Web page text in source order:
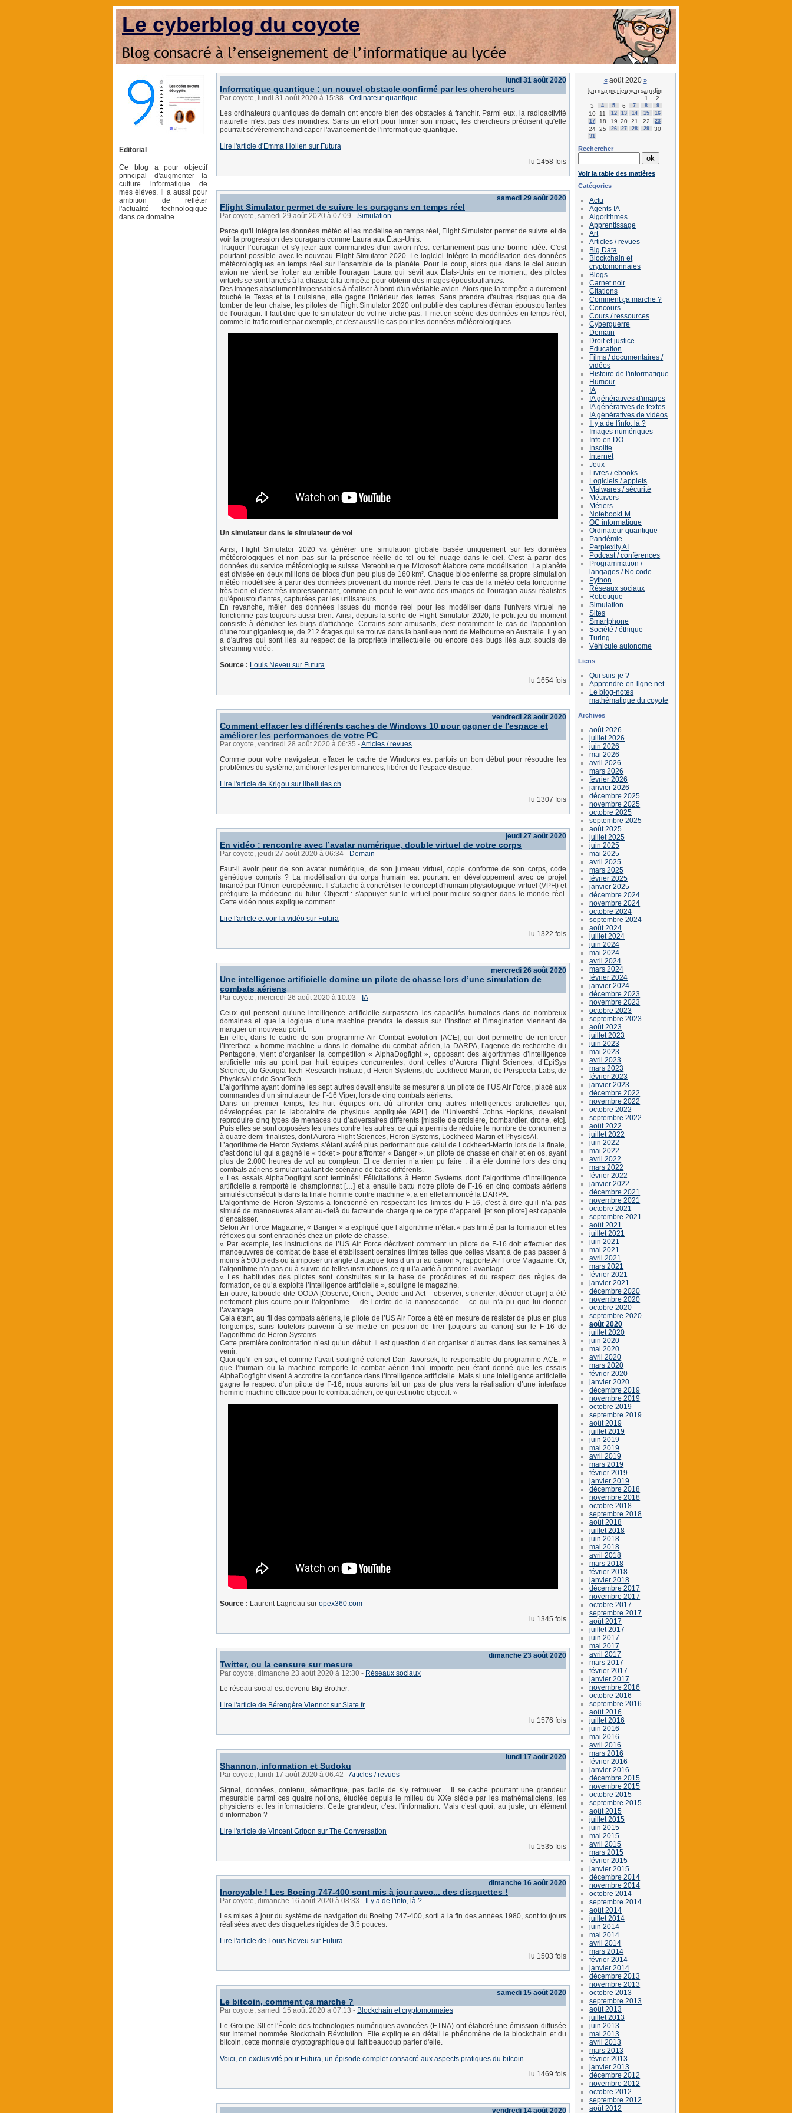
Le cyberblog du coyote
Editorial
Ce blog a pour objectif
principal d'augmenter la
culture informatique de
mes élèves. Il a aussi pour
ambition de refléter
l'actualité technologique
dans ce domaine.
lundi 31 août 2020
Informatique quantique : un nouvel obstacle confirmé par les chercheurs
Par coyote, lundi 31 août 2020 à 15:38 - Ordinateur quantique
Les ordinateurs quantiques de demain ont encore bien des obstacles à franchir. Parmi eux, la radioactivité
naturelle n'est pas des moindres. Sans un effort pour limiter son impact, les chercheurs prédisent qu'elle
pourrait sévèrement handicaper l'avancement de l'informatique quantique.
Lire l'article d'Emma Hollen sur Futura
lu 1458 fois
samedi 29 août 2020
Flight Simulator permet de suivre les ouragans en temps réel
Par coyote, samedi 29 août 2020 à 07:09 - Simulation
Parce qu'il intègre les données météo et les modélise en temps réel, Flight Simulator permet de suivre et de
voir la progression des ouragans comme Laura aux États-Unis.
Traquer l’ouragan et s'y jeter aux commandes d'un avion n'est certainement pas une bonne idée. C'est
pourtant possible avec le nouveau Flight Simulator 2020. Le logiciel intègre la modélisation des données
météorologiques en temps réel sur l'ensemble de la planète. Pour le coup, alors que dans le ciel aucun
avion ne vient se frotter au terrible l'ouragan Laura qui sévit aux États-Unis en ce moment, des pilotes
virtuels se sont lancés à la chasse à la tempête pour obtenir des images époustouflantes.
Des images absolument impensables à réaliser à bord d'un véritable avion. Alors que la tempête a durement
touché le Texas et la Louisiane, elle gagne l'intérieur des terres. Sans prendre d'autres risques que de
tomber de leur chaise, les pilotes de Flight Simulator 2020 ont publié des captures d'écran époustouflantes
de l'ouragan. Il faut dire que le simulateur de vol ne triche pas. Il met en scène des données en temps réel,
comme le trafic routier par exemple, et c'est aussi le cas pour les données météorologiques.
Un simulateur dans le simulateur de vol
Ainsi, Flight Simulator 2020 va générer une simulation globale basée uniquement sur les données
météorologiques et non pas sur la présence réelle de tel ou tel nuage dans le ciel. C'est à partir des
données du service météorologique suisse Meteoblue que Microsoft élabore cette modélisation. La planète
est divisée en deux millions de blocs d'un peu plus de 160 km². Chaque bloc enferme sa propre simulation
météo modélisée à partir des données provenant du monde réel. Dans le cas de la météo cela fonctionne
très bien et c'est très impressionnant, comme on peut le voir avec des images de l'ouragan aussi réalistes
qu'époustouflantes, capturées par les utilisateurs.
En revanche, mêler des données issues du monde réel pour les modéliser dans l'univers virtuel ne
fonctionne pas toujours aussi bien. Ainsi, depuis la sortie de Flight Simulator 2020, le petit jeu du moment
consiste à dénicher les bugs d'affichage. Certains sont amusants, c'est notamment le cas de l'apparition
d'une tour gigantesque, de 212 étages qui se trouve dans la banlieue nord de Melbourne en Australie. Il y en
a d'autres qui sont liés au respect de la propriété intellectuelle ou encore des bugs liés aux soucis de
streaming vidéo.
Source : Louis Neveu sur Futura
lu 1654 fois
vendredi 28 août 2020
Comment effacer les différents caches de Windows 10 pour gagner de l'espace et
améliorer les performances de votre PC
Par coyote, vendredi 28 août 2020 à 06:35 -Articles / revues
Comme pour votre navigateur, effacer le cache de Windows est parfois un bon début pour résoudre les
problèmes du système, améliorer les performances, libérer de l’espace disque.
Lire l'article de Krigou sur libellules.ch
lu 1307 fois
jeudi 27 août 2020
En vidéo : rencontre avec l’avatar numérique, double virtuel de votre corps
Par coyote, jeudi 27 août 2020 à 06:34 - Demain
Faut-il avoir peur de son avatar numérique, de son jumeau virtuel, copie conforme de son corps, code
génétique compris ? La modélisation du corps humain est pourtant en développement avec ce projet
financé par l'Union européenne. Il s'attache à concrétiser le concept d'humain physiologique virtuel (VPH) et
préfigure la médecine du futur. Objectif : s'appuyer sur le virtuel pour mieux soigner dans le monde réel.
Cette vidéo nous explique comment.
Lire l'article et voir la vidéo sur Futura
lu 1322 fois
mercredi 26 août 2020
Une intelligence artificielle domine un pilote de chasse lors d’une simulation de
combats aériens
Par coyote, mercredi 26 août 2020 à 10:03 - IA
Ceux qui pensent qu’une intelligence artificielle surpassera les capacités humaines dans de nombreux
domaines et que la logique d’une machine prendra le dessus sur l’instinct et l’imagination viennent de
marquer un nouveau point.
En effet, dans le cadre de son programme Air Combat Evolution [ACE], qui doit permettre de renforcer
l’interface « homme-machine » dans le domaine du combat aérien, la DARPA, l’agence de recherche du
Pentagone, vient d’organiser la compétition « AlphaDogfight », opposant des algorithmes d’intelligence
artificielle mis au point par huit équipes concurrentes, dont celles d’Aurora Flight Sciences, d’EpiSys
Science, du Georgia Tech Research Institute, d’Heron Systems, de Lockheed Martin, de Perspecta Labs, de
PhysicsAI et de SoarTech.
L’algorithme ayant dominé les sept autres devait ensuite se mesurer à un pilote de l’US Air Force, placé aux
commandes d’un simulateur de F-16 Viper, lors de cinq combats aériens.
Dans un premier temps, les huit équipes ont dû affronter cinq autres intelligences artificielles qui,
développées par le laboratoire de physique appliquée [APL] de l’Université Johns Hopkins, devaient
reproduire cinq types de menaces ou d’adversaires différents [missile de croisière, bombardier, drone, etc].
Puis elles se sont opposées les unes contre les autres, ce qui a permis de réduire le nombre de concurrents
à quatre demi-finalistes, dont Aurora Flight Sciences, Heron Systems, Lockheed Martin et PhysicsAI.
L’agorithme de Heron Systems s’étant avéré plus performant que celui de Lockheed-Martin lors de la finale,
c’est donc lui qui a gagné le « ticket » pour affronter « Banger », un pilote de chasse en chair et en os, ayant
plus de 2.000 heures de vol au compteur. Et ce dernier n’a rien pu faire : il a été dominé lors des cinq
combats aériens simulant autant de scénario de base différents.
« Les essais AlphaDogfight sont terminés! Félicitations à Heron Systems dont l’algorithme d’intelligence
artificielle a remporté le championnat […] et a ensuite battu notre pilote de F-16 en cinq combats aériens
simulés consécutifs dans la finale homme contre machine », a en effet annoncé la DARPA.
L’algorithme de Heron Systems a fonctionné en respectant les limites du F-16, c’est à dire qu’il n’a pas
simulé de manoeuvres allant au-delà du facteur de charge que ce type d’appareil [et son pilote] est capable
d’encaisser.
Selon Air Force Magazine, « Banger » a expliqué que l’algorithme n’était « pas limité par la formation et les
réflexes qui sont enracinés chez un pilote de chasse.
« Par exemple, les instructions de l’US Air Force décrivent comment un pilote de F-16 doit effectuer des
manoeuvvres de combat de base et établissent certaines limites telles que celles visant à de pas passer à
moins à 500 pieds ou à imposer un angle d’attaque lors d’un tir au canon », rapporte Air Force Magazine. Or,
l’algorithme n’a pas eu à suivre de telles instructions, ce qui l’a aidé à prendre l’avantage.
« Les habitudes des pilotes sont construites sur la base de procédures et du respect des règles de
formation, ce qu’a exploité l’intelligence artificielle », souligne le magazine.
En outre, la boucle dite OODA [Observe, Orient, Decide and Act – observer, s’orienter, décider et agir] a été
nettement plus courte pour l’algorithme – de l’ordre de la nanoseconde – ce qui n’a pu que lui donner
l’avantage.
Cela étant, au fil des combats aériens, le pilote de l’US Air Force a été en mesure de résister de plus en plus
longtemps, sans toutefois parvenir à se mettre en position de tirer [toujours au canon] sur le F-16 de
l’agorithme de Heron Systems.
Cette première confrontation n’est qu’un début. Il est question d’en organiser d’autres dans les semaines à
venir.
Quoi qu’il en soit, et comme l’avait souligné colonel Dan Javorsek, le responsable du programme ACE, «
que l’humain ou la machine remporte le combat aérien final importe peu étant donné que les essais
AlphaDogfight visent à accroître la confiance dans l’intelligence artificielle. Mais si une intelligence artificielle
gagne le respect d’un pilote de F-16, nous aurons fait un pas de plus vers la réalisation d’une interface
homme-machine efficace pour le combat aérien, ce qui est notre objectif. »
Source : Laurent Lagneau sur opex360.com
lu 1345 fois
dimanche 23 août 2020
Twitter, ou la censure sur mesure
Par coyote, dimanche 23 août 2020 à 12:30 - Réseaux sociaux
Le réseau social est devenu Big Brother.
Lire l'article de Bérengère Viennot sur Slate.fr
lu 1576 fois
lundi 17 août 2020
Shannon, information et Sudoku
Par coyote, lundi 17 août 2020 à 06:42 -Articles / revues
Signal, données, contenu, sémantique, pas facile de s’y retrouver… Il se cache pourtant une grandeur
mesurable parmi ces quatre notions, étudiée depuis le milieu du XXe siècle par les mathématiciens, les
physiciens et les informaticiens. Cette grandeur, c’est l’information. Mais c’est quoi, au juste, un élément
d’information ?
Lire l'article de Vincent Gripon sur The Conversation
lu 1535 fois
dimanche 16 août 2020
Incroyable ! Les Boeing 747-400 sont mis à jour avec... des disquettes !
Par coyote, dimanche 16 août 2020 à 08:33 -
Il y a de l'info, là ?
Les mises à jour du système de navigation du Boeing 747-400, sorti à la fin des années 1980, sont toujours
réalisées avec des disquettes rigides de 3,5 pouces.
Lire l'article de Louis Neveu sur Futura
lu 1503 fois
samedi 15 août 2020
Le bitcoin, comment ça marche ?
Par coyote, samedi 15 août 2020 à 07:13 - Blockchain et cryptomonnaies
Le Groupe SII et l'École des technologies numériques avancées (ETNA) ont élaboré une émission diffusée
sur Internet nommée Blockchain Révolution. Elle explique en détail le phénomène de la blockchain et du
bitcoin, cette monnaie cryptographique qui fait beaucoup parler d'elle.
Voici, en exclusivité pour Futura, un épisode complet consacré aux aspects pratiques du bitcoin.
lu 1469 fois
vendredi 14 août 2020
«août 2020 »
lun marmerjeu ven samdim
1
2
3
4 5 6 7 8 9
10 11 12 13 14 15
16
17
18 19 20 21 22 23
24 25 26 27 28 29 30
31
Rechercher
Voir la table des matières
Catégories
Actu
Agents IA
Algorithmes
Apprentissage
Art
Articles / revues
Big Data
Blockchain et
cryptomonnaies
Blogs
Carnet noir
Citations
Comment ça marche ?
Concours
Cours / ressources
Cyberguerre
Demain
Droit et justice
Education
Films / documentaires /
vidéos
Histoire de l'informatique
Humour
IA
IA génératives d'images
IA génératives de textes
IA génératives de vidéos
Il y a de l'info, là ?
Images numériques
Info en DO
Insolite
Internet
Jeux
Livres / ebooks
Logiciels / applets
Malwares / sécurité
Métavers
Métiers
NotebookLM
OC informatique
Ordinateur quantique
Pandémie
Perplexity AI
Podcast / conférences
Programmation /
langages / No code
Python
Réseaux sociaux
Robotique
Simulation
Sites
Smartphone
Société / éthique
Turing
Véhicule autonome
Liens
Qui suis-je ?
Apprendre-en-ligne.net
Le blog-notes
mathématique du coyote
Archives
août 2026
juillet 2026
juin 2026
mai 2026
avril 2026
mars 2026
février 2026
janvier 2026
décembre 2025
novembre 2025
octobre 2025
septembre 2025
août 2025
juillet 2025
juin 2025
mai 2025
avril 2025
mars 2025
février 2025
janvier 2025
décembre 2024
novembre 2024
octobre 2024
septembre 2024
août 2024
juillet 2024
juin 2024
mai 2024
avril 2024
mars 2024
février 2024
janvier 2024
décembre 2023
novembre 2023
octobre 2023
septembre 2023
août 2023
juillet 2023
juin 2023
mai 2023
avril 2023
mars 2023
février 2023
janvier 2023
décembre 2022
novembre 2022
octobre 2022
septembre 2022
août 2022
juillet 2022
juin 2022
mai 2022
avril 2022
mars 2022
février 2022
janvier 2022
décembre 2021
novembre 2021
octobre 2021
septembre 2021
août 2021
juillet 2021
juin 2021
mai 2021
avril 2021
mars 2021
février 2021
janvier 2021
décembre 2020
novembre 2020
octobre 2020
septembre 2020
août 2020
juillet 2020
juin 2020
mai 2020
avril 2020
mars 2020
février 2020
janvier 2020
décembre 2019
novembre 2019
octobre 2019
septembre 2019
août 2019
juillet 2019
juin 2019
mai 2019
avril 2019
mars 2019
février 2019
janvier 2019
décembre 2018
novembre 2018
octobre 2018
septembre 2018
août 2018
juillet 2018
juin 2018
mai 2018
avril 2018
mars 2018
février 2018
janvier 2018
décembre 2017
novembre 2017
octobre 2017
septembre 2017
août 2017
juillet 2017
juin 2017
mai 2017
avril 2017
mars 2017
février 2017
janvier 2017
novembre 2016
octobre 2016
septembre 2016
août 2016
juillet 2016
juin 2016
mai 2016
avril 2016
mars 2016
février 2016
janvier 2016
décembre 2015
novembre 2015
octobre 2015
septembre 2015
août 2015
juillet 2015
juin 2015
mai 2015
avril 2015
mars 2015
février 2015
janvier 2015
décembre 2014
novembre 2014
octobre 2014
septembre 2014
août 2014
juillet 2014
juin 2014
mai 2014
avril 2014
mars 2014
février 2014
janvier 2014
décembre 2013
novembre 2013
octobre 2013
septembre 2013
août 2013
juillet 2013
juin 2013
mai 2013
avril 2013
mars 2013
février 2013
janvier 2013
décembre 2012
novembre 2012
octobre 2012
septembre 2012
août 2012